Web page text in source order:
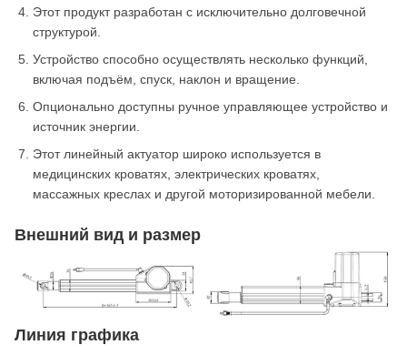
Этот продукт разработан с исключительно долговечной
структурой.
Устройство способно осуществлять несколько функций,
включая подъём, спуск, наклон и вращение.
Опционально доступны ручное управляющее устройство и
источник энергии.
Этот линейный актуатор широко используется в
медицинских кроватях, электрических кроватях,
массажных креслах и другой моторизированной мебели.
Внешний вид и размер
Линия графика